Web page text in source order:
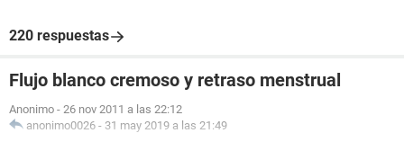
220 respuestas
Flujo blanco cremoso y retraso menstrual
Anonimo - 26 nov 2011 a las 22:12
anonimo0026 - 31 may 2019 a las 21:49